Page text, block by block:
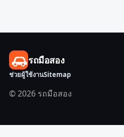
รถมือสอง
ช่วยผู้ใช้งานSitemap
© 2026 รถมือสอง